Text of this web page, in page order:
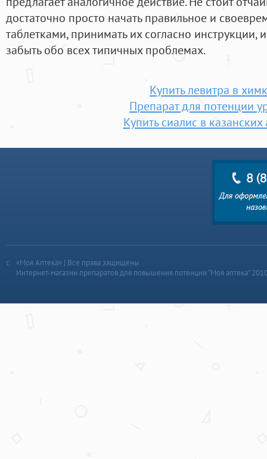
достаточно просто начать правильное и
таблетками, принимать их согласно инструкции,
забыть обо всех типичных проблемах.
Купить левитра в
Препарат для потенции
Купить сиалис в казанских
«Моя Аптека» | Все права защищены
Интернет-магазин препаратов для повышения потенции “Моя аптека”